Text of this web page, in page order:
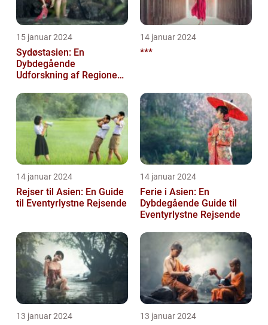
15 januar 2024
Sydøstasien: En
Dybdegående
Udforskning af Regionens
14 januar 2024
***
14 januar 2024
Rejser til Asien: En Guide
til Eventyrlystne Rejsende
14 januar 2024
Ferie i Asien: En
Dybdegående Guide til
Eventyrlystne Rejsende
13 januar 2024 13 januar 2024